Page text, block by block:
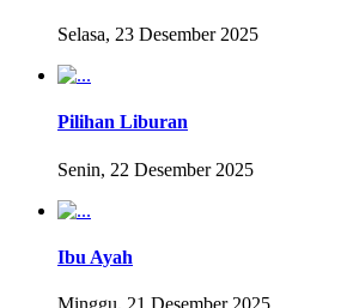
Selasa, 23 Desember 2025
Pilihan Liburan
Senin, 22 Desember 2025
Ibu Ayah